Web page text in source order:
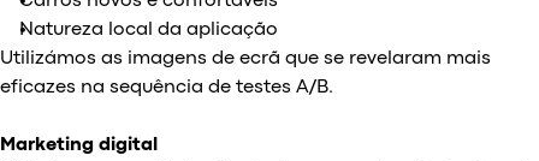
Natureza local da aplicação
Utilizámos as imagens de ecrã que se revelaram mais
eficazes na sequência de testes A/B.
Marketing digital